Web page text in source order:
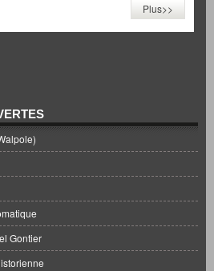
Plus>>
Gontier